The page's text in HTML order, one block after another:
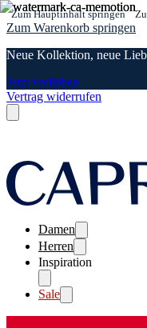
Zum Hauptinhalt springen
Zum Warenkorb springen
Neue Kollektion, neue
Jetzt verlieben
Vertrag widerrufen
Damen
Herren
Inspiration
Sale